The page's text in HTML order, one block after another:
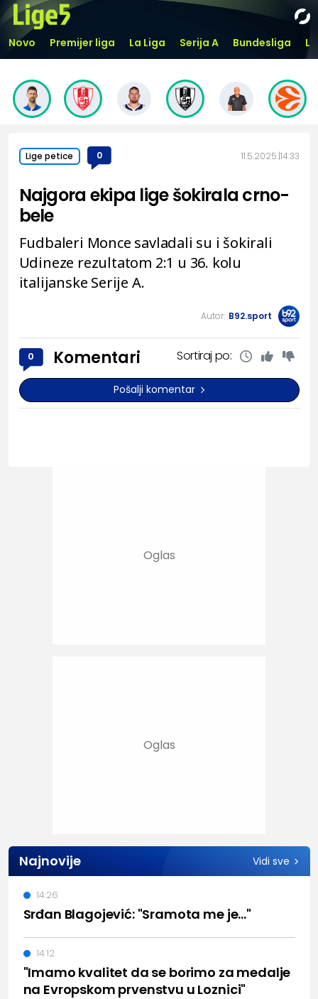
Novo Premijer liga La Liga Serija A Bundesliga
Lige petice 0 11.5.2025. 14:33
Najgora ekipa lige šokirala crno-
bele
Fudbaleri Monce savladali su i šokirali
Udineze rezultatom 2:1 u 36. kolu
italijanske Serije A.
Autor: B92.sport
0 Komentari Sortiraj po:
Pošalji komentar
Najnovije Vidi sve
Srđan Blagojević: "Sramota me je..."
14:26
"Imamo kvalitet da se borimo za medalje
na Evropskom prvenstvu u Loznici"
14:12